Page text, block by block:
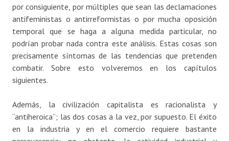
por consiguiente, por múltiples que sean las declamaciones
antifeministas o antirreformistas o por mucha oposición
temporal que se haga a alguna medida particular, no
podrían probar nada contra este análisis. Estas cosas son
precisamente síntomas de las tendencias que pretenden
combatir. Sobre esto volveremos en los capítulos
siguientes.
Además, la civilización capitalista es racionalista y
“antiheroica”; las dos cosas a la vez, por supuesto. El éxito
en la industria y en el comercio requiere bastante